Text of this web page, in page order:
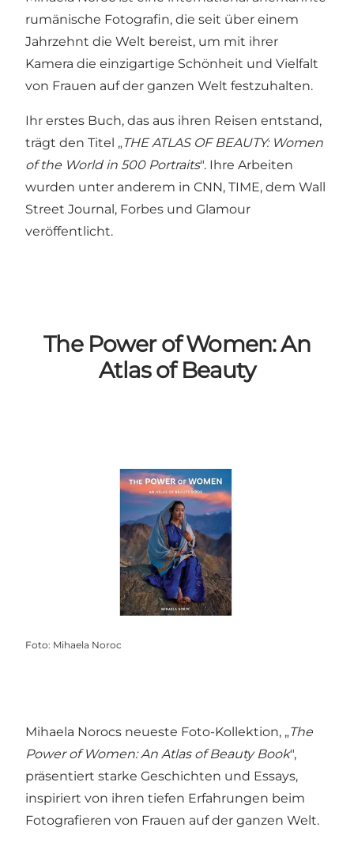
rumänische Fotografin, die seit über einem
Jahrzehnt die Welt bereist, um mit ihrer
Kamera die einzigartige Schönheit und Vielfalt
von Frauen auf der ganzen Welt festzuhalten.
Ihr erstes Buch, das aus ihren Reisen entstand,
trägt den Titel „THE ATLAS OF BEAUTY: Women
of the World in 500 Portraits". Ihre Arbeiten
wurden unter anderem in CNN, TIME, dem Wall
Street Journal, Forbes und Glamour
veröffentlicht.
The Power of Women: An
Atlas of Beauty
Foto: Mihaela Noroc
Mihaela Norocs neueste Foto-Kollektion, „The
Power of Women: An Atlas of Beauty Book",
präsentiert starke Geschichten und Essays,
inspiriert von ihren tiefen Erfahrungen beim
Fotografieren von Frauen auf der ganzen Welt.